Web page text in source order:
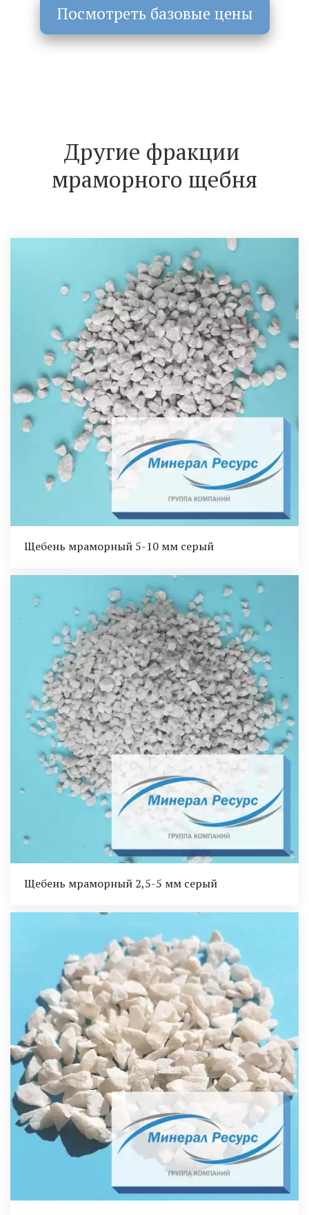
Посмотреть базовые цены
Другие фракции
мраморного щебня
Щебень мраморный 5-10 мм серый
Щебень мраморный 2,5-5 мм серый